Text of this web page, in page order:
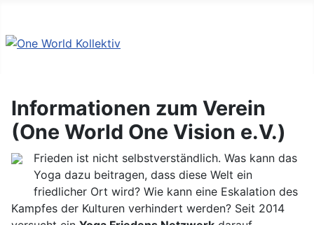
Informationen zum Verein
(One World One Vision e.V.)
Frieden ist nicht selbstverständlich. Was kann das
Yoga dazu beitragen, dass diese Welt ein
friedlicher Ort wird? Wie kann eine Eskalation des
Kampfes der Kulturen verhindert werden? Seit 2014